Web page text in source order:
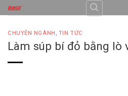
Skip
to
content
CHUYÊN NGÀNH , TIN TỨC
Làm súp bí đỏ bằng lò